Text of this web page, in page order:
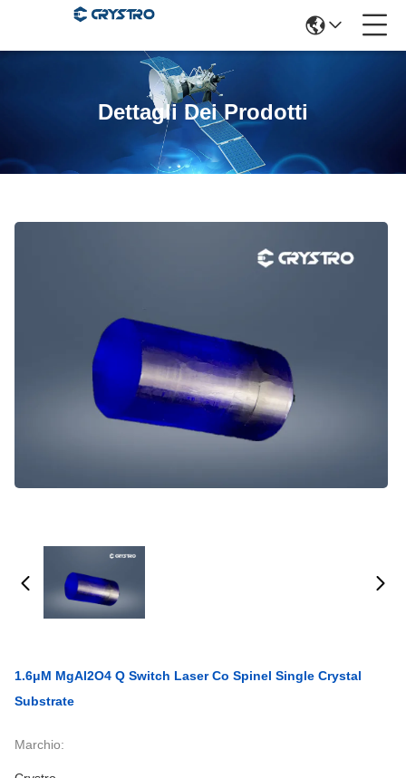
Dettagli Dei Prodotti
1.6μM MgAl2O4 Q Switch Laser Co Spinel Single Crystal
Substrate
Marchio: